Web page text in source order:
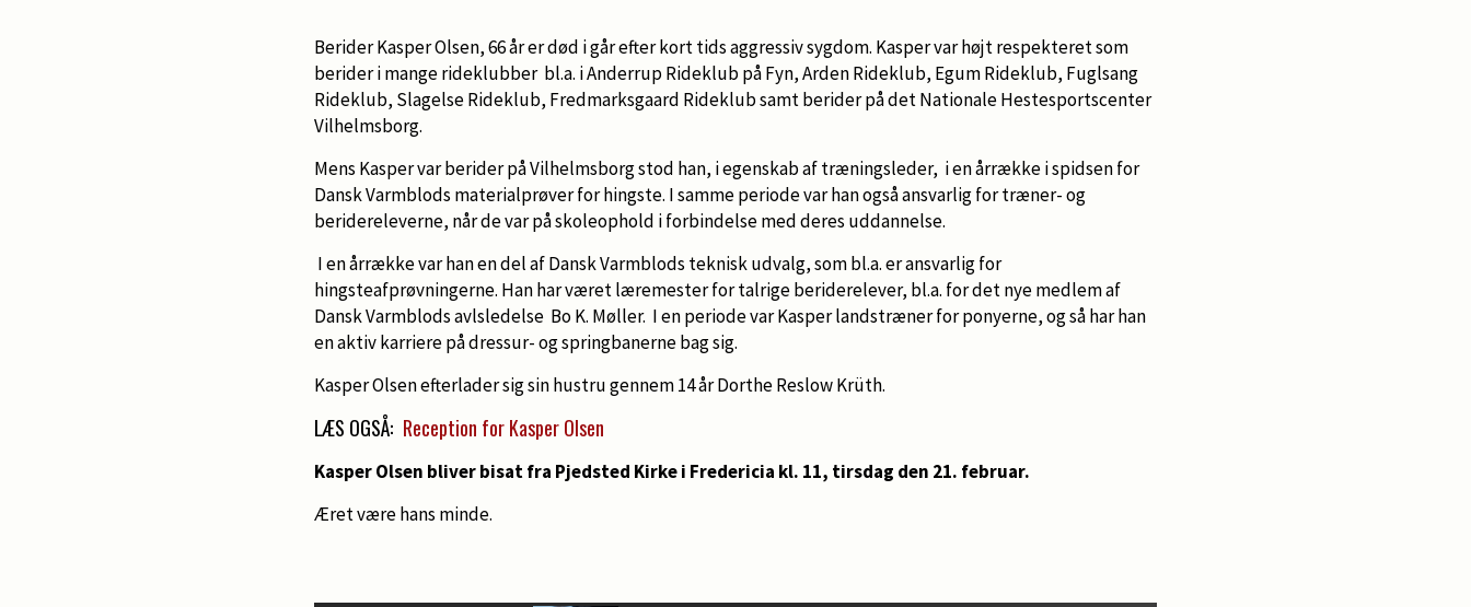
Berider Kasper Olsen, 66 år er død i går efter kort tids aggressiv sygdom. Kasper var højt respekteret som
berider i mange rideklubber bl.a. i Anderrup Rideklub på Fyn, Arden Rideklub, Egum Rideklub, Fuglsang
Rideklub, Slagelse Rideklub, Fredmarksgaard Rideklub samt berider på det Nationale Hestesportscenter
Vilhelmsborg.
Mens Kasper var berider på Vilhelmsborg stod han, i egenskab af træningsleder, i en årrække i spidsen for
Dansk Varmblods materialprøver for hingste. I samme periode var han også ansvarlig for træner- og
beridereleverne, når de var på skoleophold i forbindelse med deres uddannelse.
I en årrække var han en del af Dansk Varmblods teknisk udvalg, som bl.a. er ansvarlig for
hingsteafprøvningerne. Han har været læremester for talrige beriderelever, bl.a. for det nye medlem af
Dansk Varmblods avlsledelse Bo K. Møller. I en periode var Kasper landstræner for ponyerne, og så har han
en aktiv karriere på dressur- og springbanerne bag sig.
Kasper Olsen efterlader sig sin hustru gennem 14 år Dorthe Reslow Krüth.
LÆS OGSÅ: Reception for Kasper Olsen
Kasper Olsen bliver bisat fra Pjedsted Kirke i Fredericia kl. 11, tirsdag den 21. februar.
Æret være hans minde.